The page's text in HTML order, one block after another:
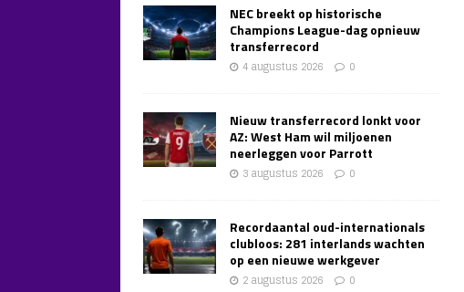
NEC breekt op historische
Champions League-dag opnieuw
transferrecord
4 augustus 2026 0
Nieuw transferrecord lonkt voor
AZ: West Ham wil miljoenen
neerleggen voor Parrott
3 augustus 2026 0
Recordaantal oud-internationals
clubloos: 281 interlands wachten
op een nieuwe werkgever
2 augustus 2026 0